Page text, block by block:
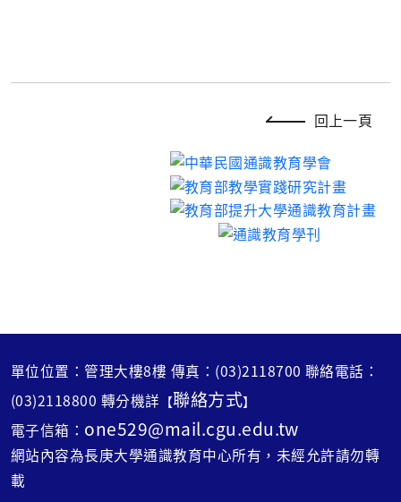
回上一頁
單位位置：管理大樓8樓 傳真：(03)2118700 聯絡電話：
(03)2118800 轉分機詳 【聯絡方式】
電子信箱： one529@mail.cgu.edu.tw
網站內容為長庚大學通識教育中心所有，未經允許請勿轉
載